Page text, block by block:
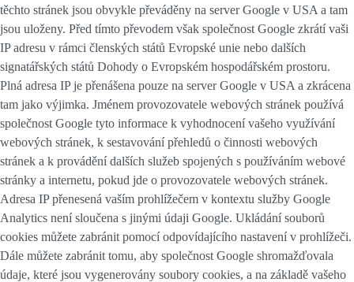
těchto stránek jsou obvykle převáděny na server Google v USA a tam
jsou uloženy. Před tímto převodem však společnost Google zkrátí vaši
IP adresu v rámci členských států Evropské unie nebo dalších
signatářských států Dohody o Evropském hospodářském prostoru.
Plná adresa IP je přenášena pouze na server Google v USA a zkrácena
tam jako výjimka. Jménem provozovatele webových stránek používá
společnost Google tyto informace k vyhodnocení vašeho využívání
webových stránek, k sestavování přehledů o činnosti webových
stránek a k provádění dalších služeb spojených s používáním webové
stránky a internetu, pokud jde o provozovatele webových stránek.
Adresa IP přenesená vaším prohlížečem v kontextu služby Google
Analytics není sloučena s jinými údaji Google. Ukládání souborů
cookies můžete zabránit pomocí odpovídajícího nastavení v prohlížeči.
Dále můžete zabránit tomu, aby společnost Google shromažďovala
údaje, které jsou vygenerovány soubory cookies, a na základě vašeho